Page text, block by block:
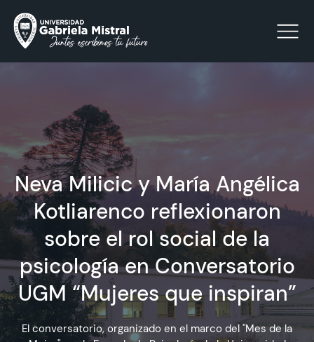
La Universidad
Facultades y Escuelas
Vinculación con el Medio
Investigación
Acreditación
Neva Milicic y María Angélica
Kotliarenco reflexionaron
sobre el rol social de la
psicología en Conversatorio
UGM “Mujeres que inspiran”
El conversatorio, organizado en el marco del "Mes de la